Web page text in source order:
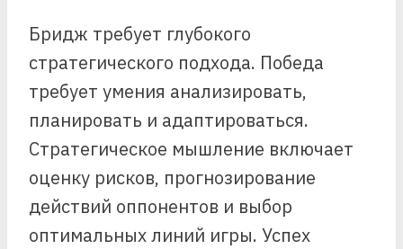
Бридж требует глубокого
стратегического подхода. Победа
требует умения анализировать,
планировать и адаптироваться.
Стратегическое мышление включает
оценку рисков, прогнозирование
действий оппонентов и выбор
оптимальных линий игры. Успех